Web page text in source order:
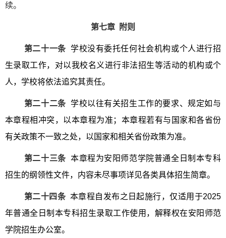
续。
第七章 附则
第二十一条
学校没有委托任何社会机构或个人进行招
生录取工作，对以我校名义进行非法招生等活动的机构或个
人，学校将依法追究其责任。
第二十二条
学校以往有关招生工作的要求、规定如与
本章程相冲突，以本章程为准；本章程若有与国家和各省份
有关政策不一致之处，以国家和相关省份政策为准。
第二十三条 本章程为安阳师范学院普通全日制本专科
招生的纲领性文件，内容未尽事项详见各类具体招生简章。
第二十四条 本章程自发布之日起施行，仅适用于2025
年普通全日制本专科招生录取工作使用，解释权在安阳师范
学院招生办公室。